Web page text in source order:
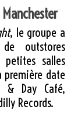
, le groupe a
outstores
petites salles
première date
& Day Café,
Records.